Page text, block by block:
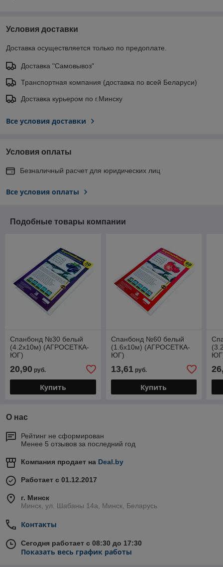
Условия доставки
Доставка осуществляется только по предоплате.
Доставка "Самовывоз"
Транспортная компания (доставка по всей Беларуси)
Доставка курьером по г.Минску
Все условия доставки
Условия оплаты
Безналичный расчет для юридических лиц
Все условия оплаты
Подобные товары компании
Спанбонд №30 белый
(4.2x10м) (АГРОСЕТКА-
ЮГ)
20,90 руб.
Купить
Спанбонд №60 белый
(1.6x10м) (АГРОСЕТКА-
ЮГ)
13,61руб.
Купить
О нас
Рейтинг не сформирован
Менее 5 отзывов за последний год
Компания продает на Deal.by
Работает с 01.12.2017
г. Минск
Минск, ул. Шабаны 14а, Минск, Беларусь
Контакты
Сегодня работает с 08:30 до 17:30
Показать весь график работы